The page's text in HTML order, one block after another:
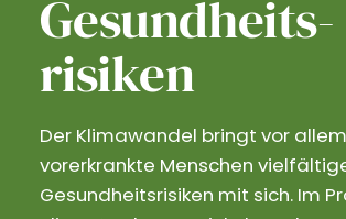
Gesundheits­
risiken
Der Klimawandel bringt vor
vorerkrankte Menschen
Gesundheitsrisiken mit sich. Im